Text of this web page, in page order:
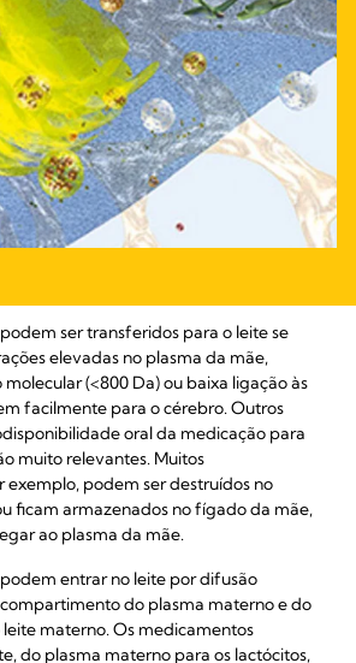
ser transferidos para o leite se
elevadas no plasma da mãe,
(<800 Da) ou baixa ligação às
facilmente para o cérebro. Outros
oral da medicação para
muito relevantes. Muitos
exemplo, podem ser destruídos no
ficam armazenados no fígado da mãe,
ao plasma da mãe.
entrar no leite por difusão
do plasma materno e do
materno. Os medicamentos
do plasma materno para os lactócitos,